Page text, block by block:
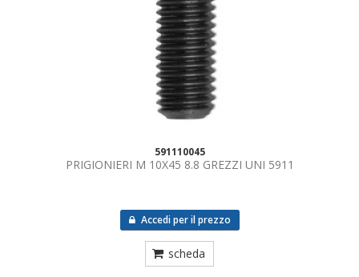
591110045
PRIGIONIERI M 10X45 8.8 GREZZI UNI 5911
Accedi per il prezzo
scheda